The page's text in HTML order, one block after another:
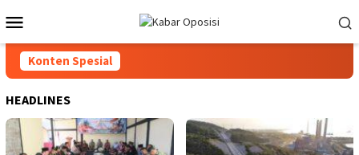
ke
kontenMobile
Konten Spesial
HEADLINES